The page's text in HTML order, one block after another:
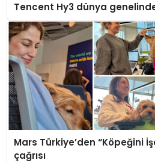
Tencent Hy3 dünya
Mars Türkiye’den “Köpeğini
çağrısı